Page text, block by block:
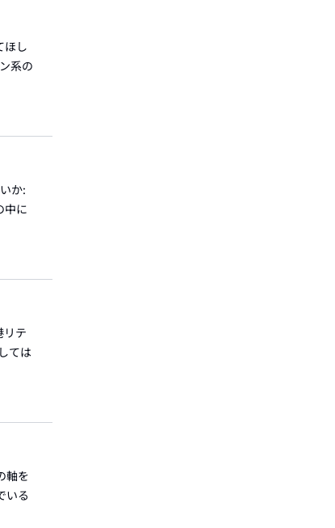
ほし
系の
か:
中に
リテ
ては
軸を
いる